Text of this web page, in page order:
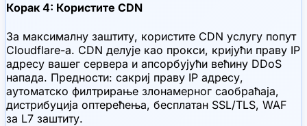
Корак 4: Користите CDN
За максималну заштиту, користите CDN услугу попут
Cloudflare-а. CDN делује као прокси, кријући праву IP
адресу вашег сервера и апсорбујући већину DDoS
напада. Предности: сакриј праву IP адресу,
аутоматско филтрирање злонамерног саобраћаја,
дистрибуција оптерећења, бесплатан SSL/TLS, WAF
за L7 заштиту.